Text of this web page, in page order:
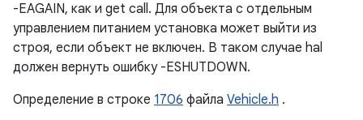
-EAGAIN, как и get call. Для объекта с отдельным
управлением питанием установка может выйти из
строя, если объект не включен. В таком случае hal
должен вернуть ошибку -ESHUTDOWN.
Определение в строке 1706 файла Vehicle.h .